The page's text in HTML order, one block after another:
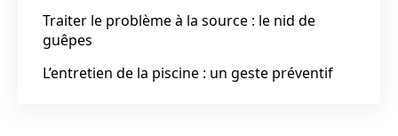
Traiter le problème à la source : le nid de
guêpes
L’entretien de la piscine : un geste préventif